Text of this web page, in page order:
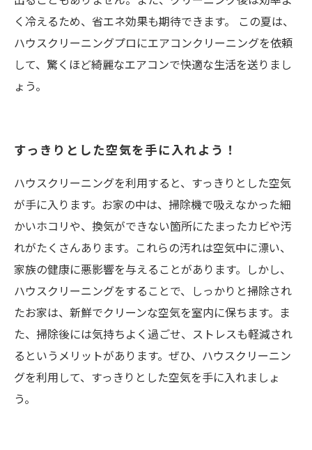
く冷えるため、省エネ効果も期待できます。 この夏は、
ハウスクリーニングプロにエアコンクリーニングを依頼
して、驚くほど綺麗なエアコンで快適な生活を送りまし
ょう。
すっきりとした空気を手に入れよう！
ハウスクリーニングを利用すると、すっきりとした空気
が手に入ります。お家の中は、掃除機で吸えなかった細
かいホコリや、換気ができない箇所にたまったカビや汚
れがたくさんあります。これらの汚れは空気中に漂い、
家族の健康に悪影響を与えることがあります。しかし、
ハウスクリーニングをすることで、しっかりと掃除され
たお家は、新鮮でクリーンな空気を室内に保ちます。ま
た、掃除後には気持ちよく過ごせ、ストレスも軽減され
るというメリットがあります。ぜひ、ハウスクリーニン
グを利用して、すっきりとした空気を手に入れましょ
う。